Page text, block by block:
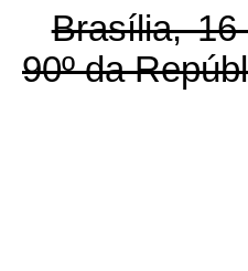
Brasília,
90º da